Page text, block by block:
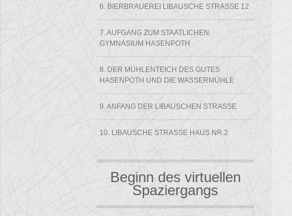
6. BIERBRAUEREI LIBAUSCHE STRASSE 12
7. AUFGANG ZUM STAATLICHEN
GYMNASIUM HASENPOTH
8. DER MÜHLENTEICH DES GUTES
HASENPOTH UND DIE WASSERMÜHLE
9. ANFANG DER LIBAUSCHEN STRASSE
10. LIBAUSCHE STRASSE HAUS NR.2
Beginn des virtuellen
Spaziergangs